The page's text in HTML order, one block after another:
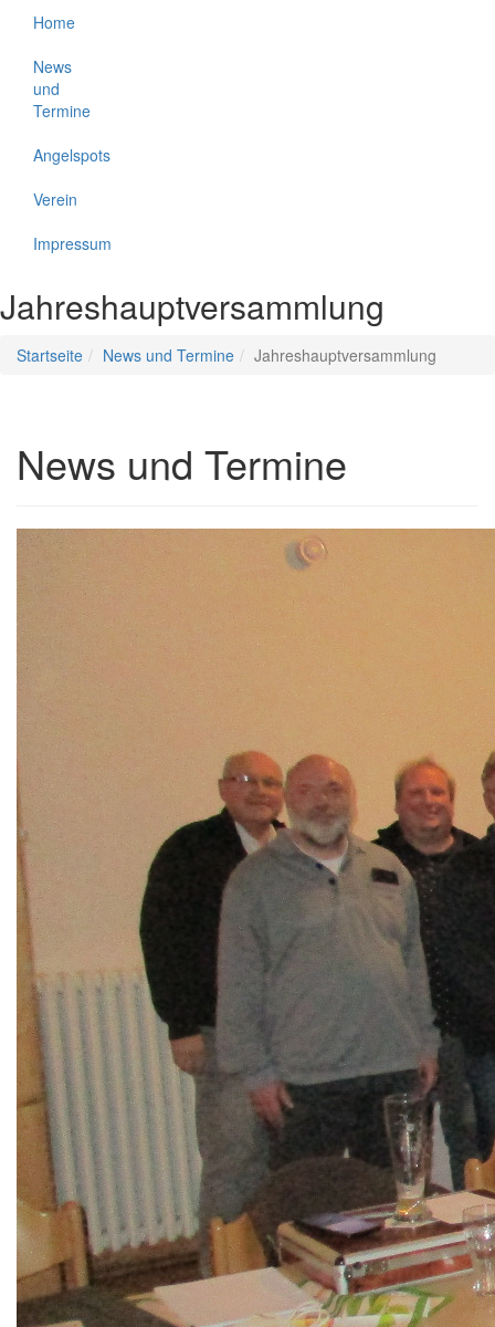
Home
News
und
Termine
Angelspots
Verein
Impressum
Jahreshauptversammlung
Startseite News und Termine Jahreshauptversammlung
News und Termine